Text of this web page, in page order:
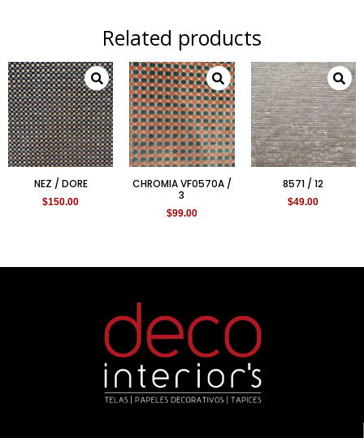
Related products
NEZ / DORE
$150.00
CHROMIA VF0570A /
3
$99.00
8571 / 12
$49.00